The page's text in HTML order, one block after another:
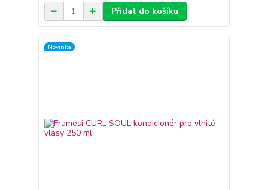
Přidat do košíku
Novinka